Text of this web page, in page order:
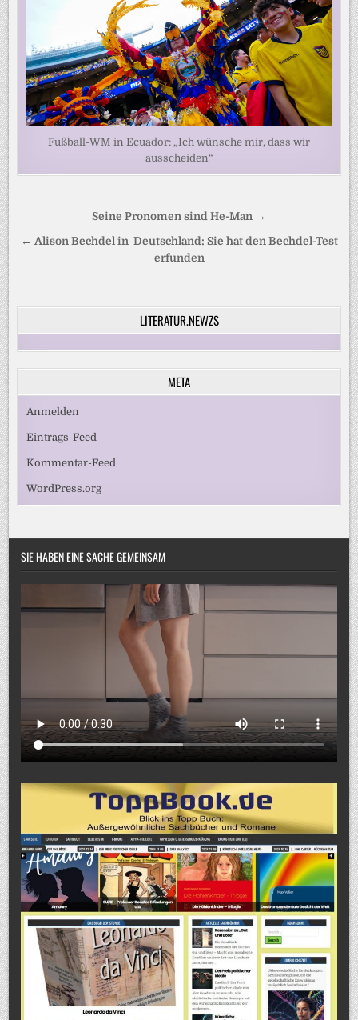
Fußball-WM in Ecuador: „Ich wünsche mir, dass wir
ausscheiden“
Beitragsnavigation
Seine Pronomen sind He-Man →
← Alison Bechdel in Deutschland: Sie hat den Bechdel-Test
erfunden
LITERATUR.NEWZS
META
Anmelden
Eintrags-Feed
Kommentar-Feed
WordPress.org
SIE HABEN EINE SACHE GEMEINSAM